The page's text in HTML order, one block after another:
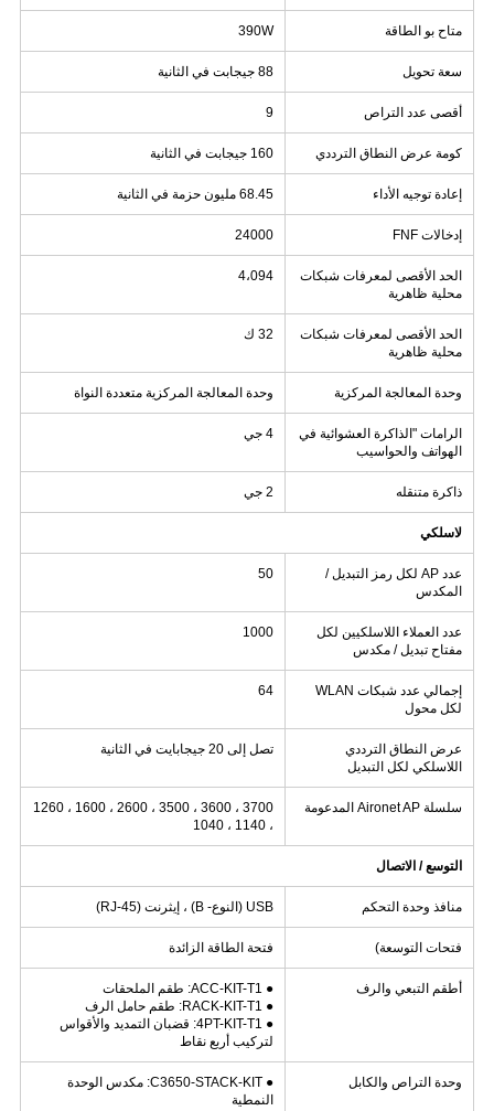
متاح بو الطاقة 390W
سعة تحويل 88 جيجابت في الثانية
أقصى عدد التراص 9
كومة عرض النطاق الترددي 160 جيجابت في الثانية
إعادة توجيه الأداء 68.45 مليون حزمة في الثانية
إدخالات FNF 24000
الحد الأقصى لمعرفات شبكات
محلية ظاهرية
4،094
الحد الأقصى لمعرفات شبكات
محلية ظاهرية
32 ك
وحدة المعالجة المركزية وحدة المعالجة المركزية متعددة النواة
الرامات "الذاكرة العشوائية في
الهواتف والحواسيب
4 جي
ذاكرة متنقله 2 جي
لاسلكي
عدد AP لكل رمز التبديل /
المكدس
50
عدد العملاء اللاسلكيين لكل
مفتاح تبديل / مكدس
1000
إجمالي عدد شبكات WLAN
لكل محول
64
عرض النطاق الترددي
اللاسلكي لكل التبديل
تصل إلى 20 جيجابايت في الثانية
سلسلة Aironet AP المدعومة
3700 ، 3600 ، 3500 ، 2600 ، 1600 ، 1260
، 1140 ، 1040
التوسع / الاتصال
منافذ وحدة التحكم USB (النوع- B) ، إيثرنت (RJ-45)
فتحات التوسعة) فتحة الطاقة الزائدة
أطقم التبعي والرف
● ACC-KIT-T1: طقم الملحقات
● RACK-KIT-T1: طقم حامل الرف
● 4PT-KIT-T1: قضبان التمديد والأقواس
لتركيب أربع نقاط
وحدة التراص والكابل
● C3650-STACK-KIT: مكدس الوحدة
النمطية